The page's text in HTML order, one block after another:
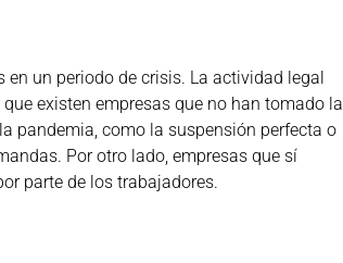
un periodo de crisis. La actividad legal
existen empresas que no han tomado
pandemia, como la suspensión perfecta o
Por otro lado, empresas que sí
parte de los trabajadores.